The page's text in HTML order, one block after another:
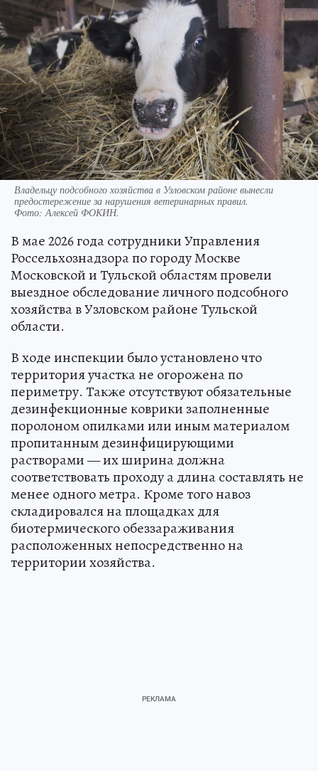
Владельцу подсобного хозяйства в Узловском районе вынесли
предостережение за нарушения ветеринарных правил.
Фото: Алексей ФОКИН.
В мае 2026 года сотрудники Управления
Россельхознадзора по городу Москве
Московской и Тульской областям провели
выездное обследование личного подсобного
хозяйства в Узловском районе Тульской
области.
В ходе инспекции было установлено что
территория участка не огорожена по
периметру. Также отсутствуют обязательные
дезинфекционные коврики заполненные
поролоном опилками или иным материалом
пропитанным дезинфицирующими
растворами — их ширина должна
соответствовать проходу а длина составлять не
менее одного метра. Кроме того навоз
складировался на площадках для
биотермического обеззараживания
расположенных непосредственно на
территории хозяйства.